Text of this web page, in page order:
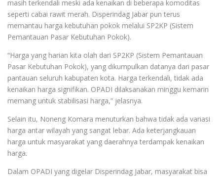
masih terkendali meski ada kenaikan di beberapa komoditas
seperti cabai rawit merah. Disperindag Jabar pun terus
memantau harga kebutuhan pokok melalui SP2KP (Sistem
Pemantauan Pasar Kebutuhan Pokok).
“Harga yang harian kita olah dari SP2KP (Sistem Pemantauan
Pasar Kebutuhan Pokok), yang dikumpulkan datanya dari pasar
pantauan seluruh kabupaten kota. Harga terkendali, tidak ada
kenaikan harga signifikan. OPADI dilaksanakan minggu kemarin
memang untuk stabilisasi harga,” jelasnya.
Selain itu, Noneng Komara menuturkan bahwa tidak ada variasi
harga antar wilayah yang sangat lebar. Ada keterjangkauan
harga untuk masyarakat yang daerahnya terdampak kenaikan
harga.
Dalam OPADI yang digelar Disperindag Jabar, masyarakat bisa